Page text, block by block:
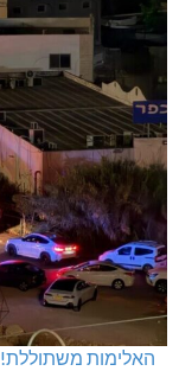
האלימות משתוללת!